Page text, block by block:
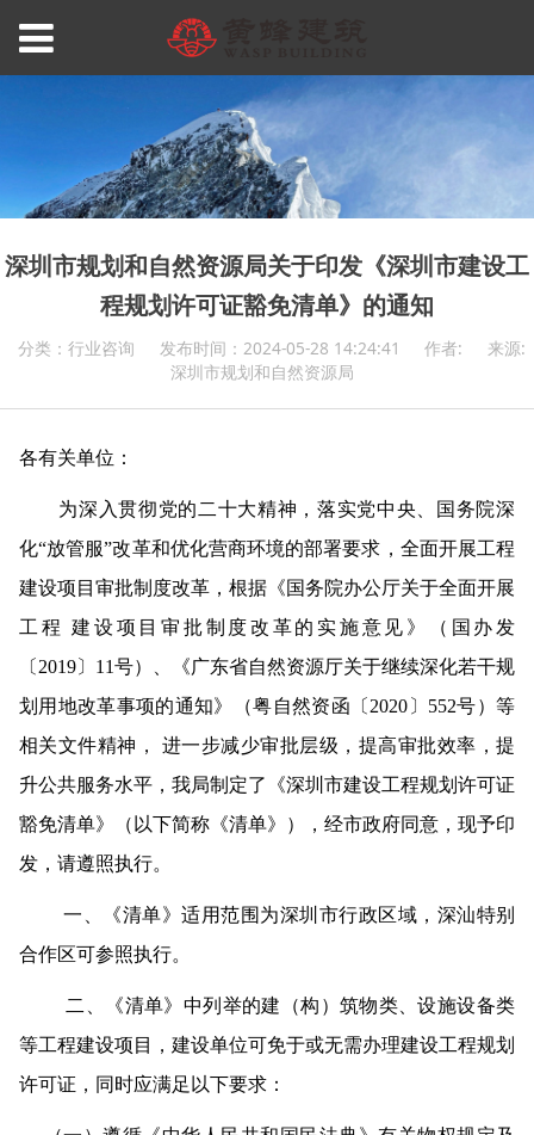
深圳市规划和自然资源局关于印发《深圳市建设工
程规划许可证豁免清单》的通知
分类：行业咨询 发布时间：2024-05-28 14:24:41 作者:
来源:
深圳市规划和自然资源局
各有关单位：
为深入贯彻党的二十大精神，落实党中央、国务院深
化“放管服”改革和优化营商环境的部署要求，全面开展工程
建设项目审批制度改革，根据《国务院办公厅关于全面开展
工程 建设项目审批制度改革的实施意见》（国办发
〔2019〕11号）、《广东省自然资源厅关于继续深化若干规
划用地改革事项的通知》（粤自然资函〔2020〕552号）等
相关文件精神， 进一步减少审批层级，提高审批效率，提
升公共服务水平，我局制定了《深圳市建设工程规划许可证
豁免清单》（以下简称《清单》），经市政府同意，现予印
发，请遵照执行。
一、《清单》适用范围为深圳市行政区域，深汕特别
合作区可参照执行。
二、《清单》中列举的建（构）筑物类、设施设备类
等工程建设项目，建设单位可免于或无需办理建设工程规划
许可证，同时应满足以下要求：